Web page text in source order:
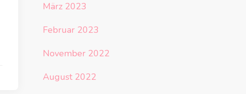
März 2023
Februar 2023
November 2022
August 2022